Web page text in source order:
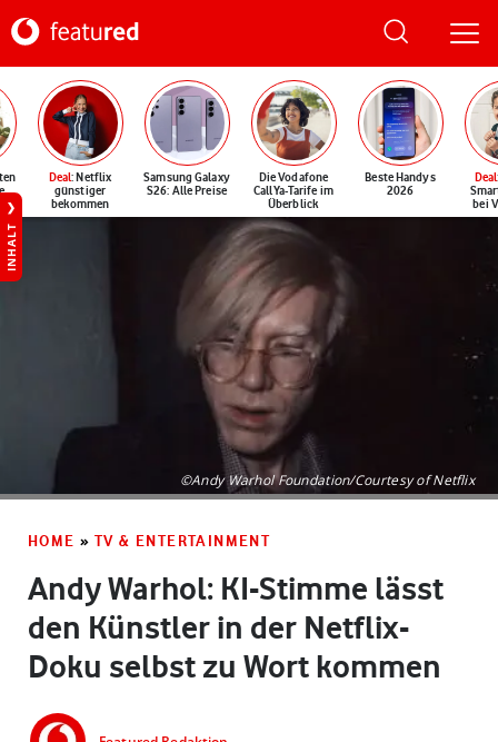
Deal: Netflix
günstiger
bekommen
Samsung Galaxy
S26: Alle Preise
Die Vodafone
CallYa-Tarife im
Überblick
Beste Handys
2026
Deal
bei
INHALT
©Andy Warhol Foundation/Courtesy of Netflix
HOME » TV & ENTERTAINMENT
Andy Warhol: KI-Stimme lässt
den Künstler in der Netflix-
Doku selbst zu Wort kommen